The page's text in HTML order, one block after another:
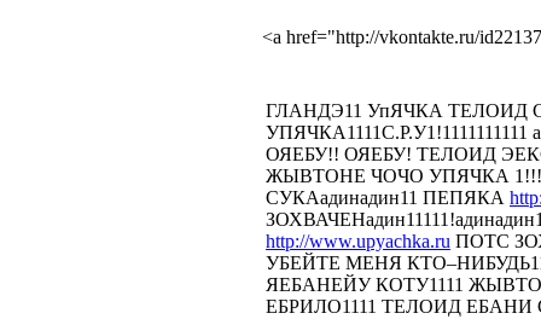
<a href="http://vkontakte.ru/
ГЛАНДЭ11 УпЯЧКА ТЕЛОИД
УПЯЧКА1111С.Р.У1!1111111111
ОЯЕБУ!! ОЯЕБУ! ТЕЛОИД
ЖЫВТОНЕ ЧОЧО УПЯЧКА
СУКАадинадин11 ПЕПЯКА
http://www.upyachka.ru ПОТС
УБЕЙТЕ МЕНЯ
ЯЕБАНЕЙУ КОТУ1111
ЕБРИЛО1111 ТЕЛОИД ЕБАНИ